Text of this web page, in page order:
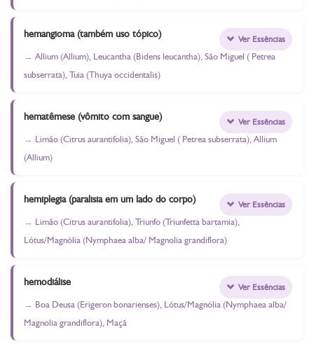
hemangioma (também uso tópico)
Allium (Allium), Leucantha (Bidens leucantha), São Miguel ( Petrea
subserrata), Tuia (Thuya occidentalis)
Ver Essências
hematêmese (vômito com sangue)
Limão (Citrus aurantifolia), São Miguel ( Petrea subserrata), Allium
(Allium)
Ver Essências
hemiplegia (paralisia em um lado do corpo)
Limão (Citrus aurantifolia), Triunfo (Triunfetta bartamia),
Lótus/Magnólia (Nymphaea alba/ Magnolia grandiflora)
Ver Essências
hemodiálise
Boa Deusa (Erigeron bonarienses), Lótus/Magnólia (Nymphaea alba/
Magnolia grandiflora), Maçã
Ver Essências